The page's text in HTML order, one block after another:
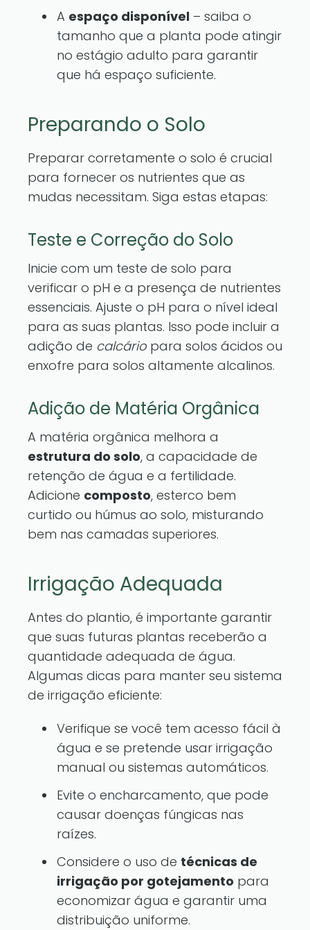
A espaço disponível – saiba o
tamanho que a planta pode atingir
no estágio adulto para garantir
que há espaço suficiente.
Preparando o Solo
Preparar corretamente o solo é crucial
para fornecer os nutrientes que as
mudas necessitam. Siga estas etapas:
Teste e Correção do Solo
Inicie com um teste de solo para
verificar o pH e a presença de nutrientes
essenciais. Ajuste o pH para o nível ideal
para as suas plantas. Isso pode incluir a
adição de calcário para solos ácidos ou
enxofre para solos altamente alcalinos.
Adição de Matéria Orgânica
A matéria orgânica melhora a
estrutura do solo, a capacidade de
retenção de água e a fertilidade.
Adicione composto, esterco bem
curtido ou húmus ao solo, misturando
bem nas camadas superiores.
Irrigação Adequada
Antes do plantio, é importante garantir
que suas futuras plantas receberão a
quantidade adequada de água.
Algumas dicas para manter seu sistema
de irrigação eficiente:
Verifique se você tem acesso fácil à
água e se pretende usar irrigação
manual ou sistemas automáticos.
Evite o encharcamento, que pode
causar doenças fúngicas nas
raízes.
Considere o uso de técnicas de
irrigação por gotejamento para
economizar água e garantir uma
distribuição uniforme.